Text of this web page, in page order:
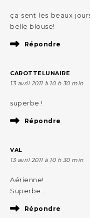
ça sent les beaux
belle blouse!
Répondre
CAROTTELUNAIRE
13 avril 2011 à 10 h 30 min
superbe !
Répondre
VAL
13 avril 2011 à 10 h 30 min
Aérienne!
Superbe…
Répondre